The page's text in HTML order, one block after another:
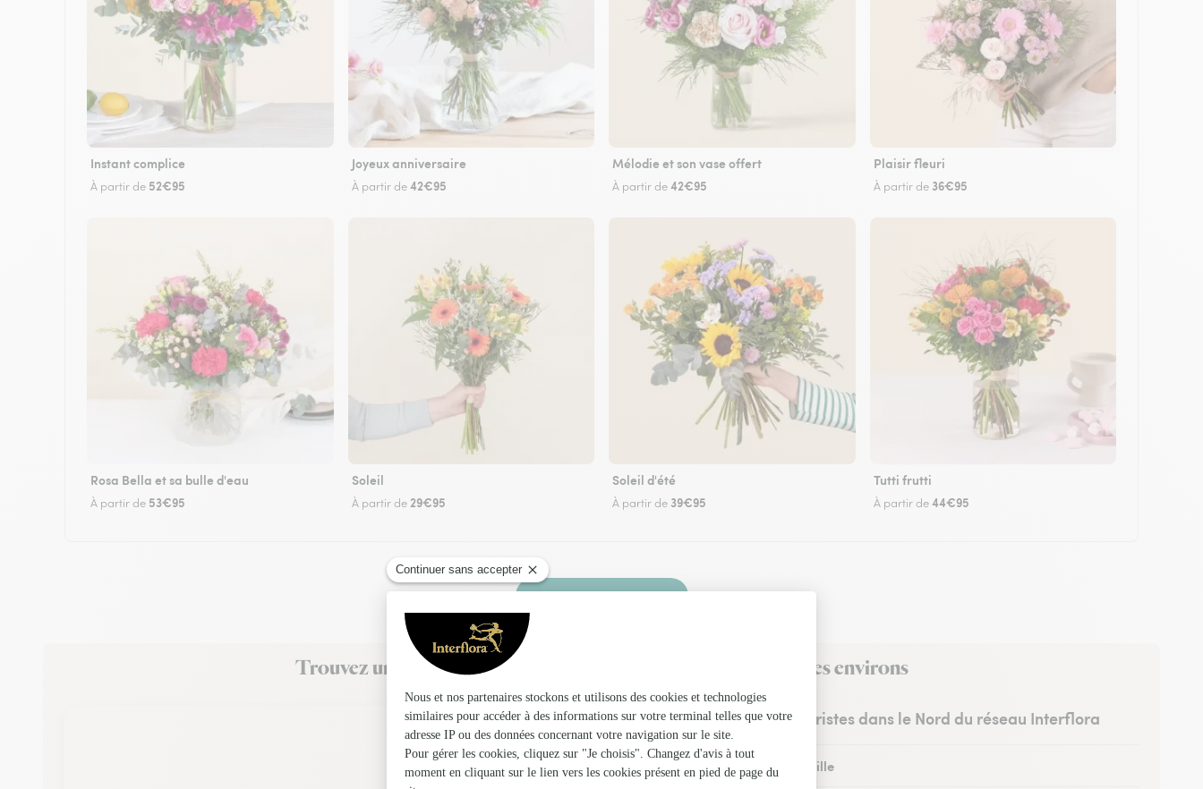
Instant complice
À partir de 52€95
Joyeux anniversaire
À partir de42€95
Mélodie et son vase offert
À partir de42€95
Plaisir fleuri
À partir de 36€95
Rosa Bella et sa bulle d'eau
À partir de 53€95
Soleil
À partir de 29€95
Soleil d'été
À partir de 39€95
Tutti frutti
À partir de44€95
Faire livrer des fleurs
Trouvez un fleuriste Interflora à Avesnes-sur-Helpe et dans ses environs
Les fleuristes dans le Nord du réseau Interflora
Fleuristes à Lille